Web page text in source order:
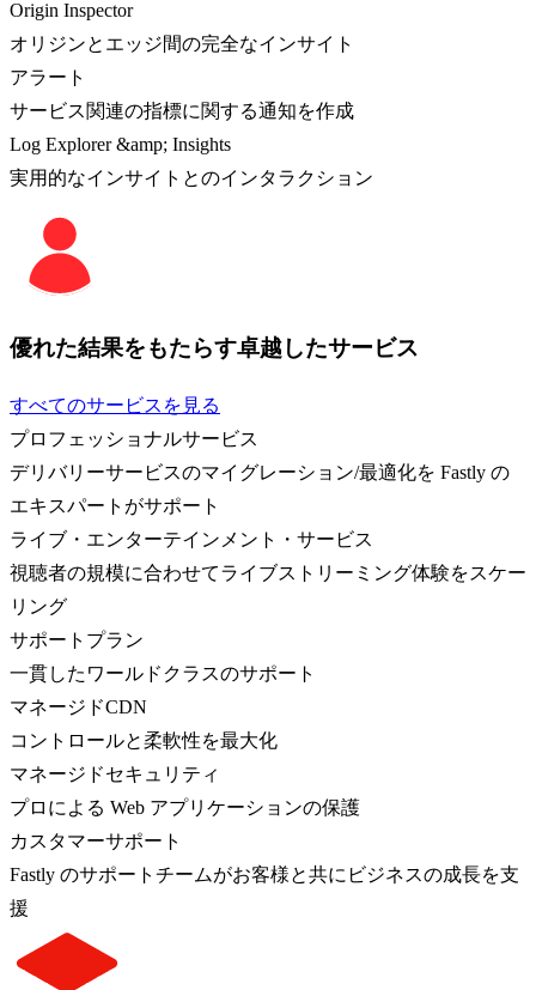
Origin Inspector
オリジンとエッジ間の完全なインサイト
アラート
サービス関連の指標に関する通知を作成
Log Explorer &amp; Insights
実用的なインサイトとのインタラクション
優れた結果をもたらす卓越したサービス
すべてのサービスを見る
プロフェッショナルサービス
デリバリーサービスのマイグレーション/最適化を Fastly の
エキスパートがサポート
ライブ・エンターテインメント・サービス
視聴者の規模に合わせてライブストリーミング体験をスケー
リング
サポートプラン
一貫したワールドクラスのサポート
マネージドCDN
コントロールと柔軟性を最大化
マネージドセキュリティ
プロによる Web アプリケーションの保護
カスタマーサポート
Fastly のサポートチームがお客様と共にビジネスの成長を支
援